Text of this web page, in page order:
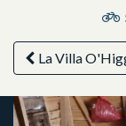
La Villa